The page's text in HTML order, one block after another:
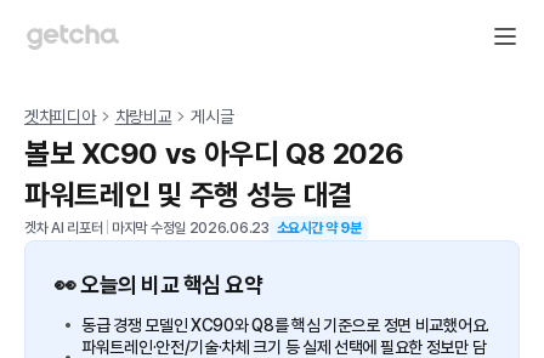
겟차피디아 차량비교 게시글
볼보 XC90 vs 아우디 Q8 2026
파워트레인 및 주행 성능 대결
겟차 AI 리포터 마지막 수정일 2026.06.23 소요시간 약9분
👀 오늘의 비교 핵심 요약
동급 경쟁 모델인 XC90와 Q8를 핵심 기준으로 정면 비교했어요.
파워트레인·안전/기술·차체 크기 등 실제 선택에 필요한 정보만 담